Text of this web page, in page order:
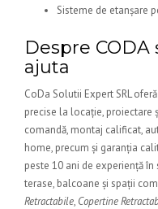
Sisteme de etanșare
Despre
ajuta
CoDa Solutii Expert SRL
precise la locație, proiectare
comandă, montaj calificat,
home, precum și garanția
peste 10 ani de experiență
terase, balcoane și spații
Retractabile, Copertine